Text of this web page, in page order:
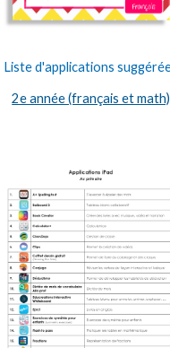
Liste d'applications
2e année (français et math)